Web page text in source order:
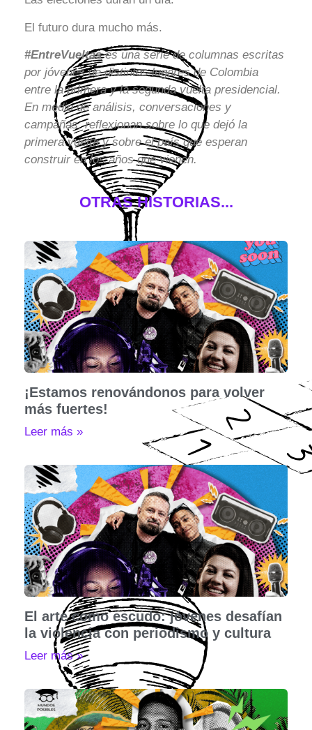
El futuro dura mucho más.
#EntreVueltases una serie de columnas escritas
por jóvenes de distintos lugares de Colombia
entre la primera y la segunda vuelta presidencial.
En medio de análisis, conversaciones y
campañas, reflexionan sobre lo que dejó la
primera vuelta y sobre el país que esperan
construir en los años que vienen.
OTRAS HISTORIAS...
¡Estamos renovándonos para volver
más fuertes!
Leer más »
El arte como escudo: jóvenes desafían
la violencia con periodismo y cultura
Leer más »